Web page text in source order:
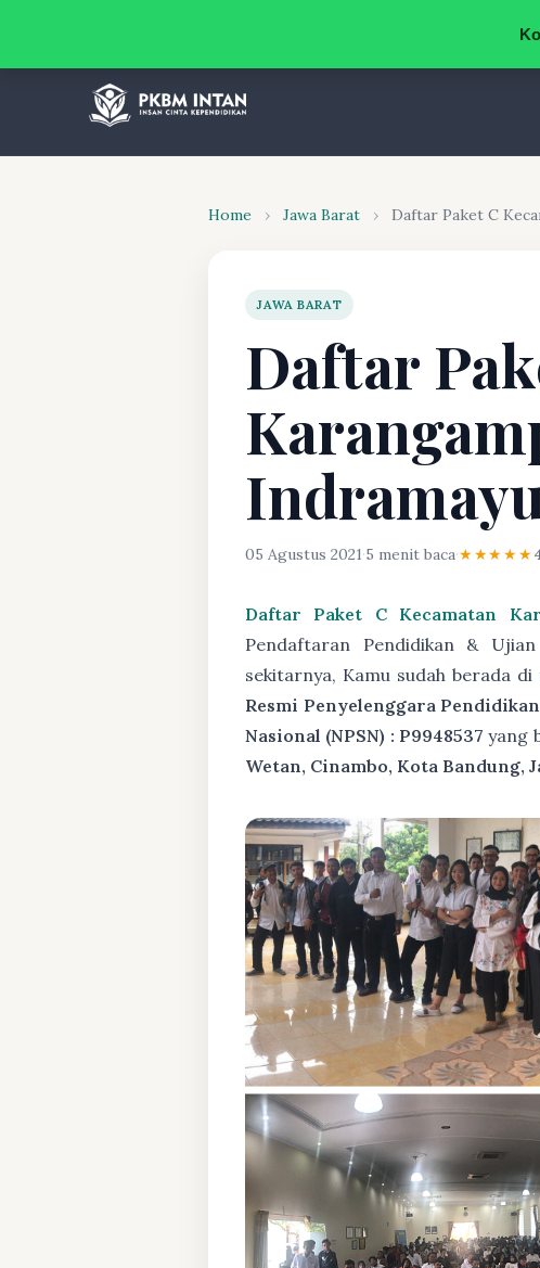
Home › Jawa Barat › Daftar Paket C
JAWA BARAT
Daftar
05 Agustus 2021·5 menit baca·★★★★★
Daftar Paket C Kecamatan
Pendaftaran Pendidikan &
sekitarnya, Kamu sudah berada
Resmi Penyelenggara
Nasional (NPSN) : P9948537 yang
Wetan, Cinambo, Kota Bandung,